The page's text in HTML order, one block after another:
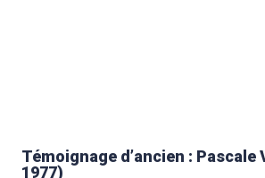
Témoignage d’ancien : Pascale
1977)